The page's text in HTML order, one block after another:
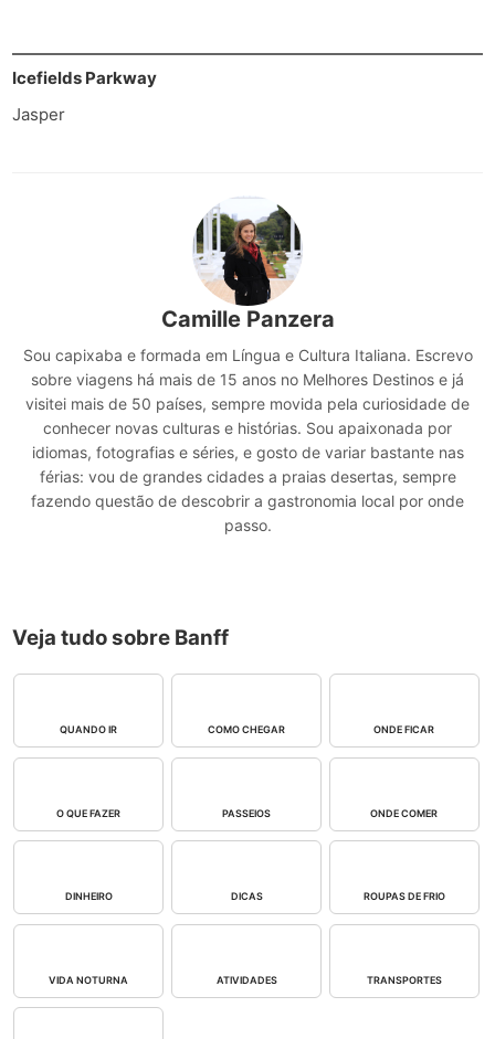
Icefields Parkway
Jasper
Camille Panzera
Sou capixaba e formada em Língua e Cultura Italiana. Escrevo
sobre viagens há mais de 15 anos no Melhores Destinos e já
visitei mais de 50 países, sempre movida pela curiosidade de
conhecer novas culturas e histórias. Sou apaixonada por
idiomas, fotografias e séries, e gosto de variar bastante nas
férias: vou de grandes cidades a praias desertas, sempre
fazendo questão de descobrir a gastronomia local por onde
passo.
Veja tudo sobre Banff
QUANDO IR COMO CHEGAR ONDE FICAR
O QUE FAZER PASSEIOS ONDE COMER
DINHEIRO DICAS ROUPAS DE FRIO
VIDA NOTURNA ATIVIDADES TRANSPORTES